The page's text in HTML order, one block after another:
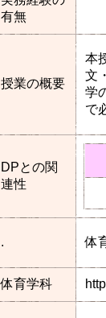
有無
授業の概要
本
文
学
で
DPとの関
連性
. 体
体育学科